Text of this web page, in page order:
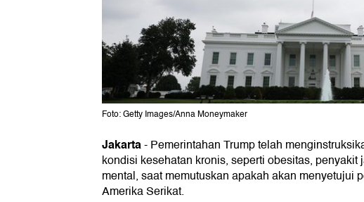
Foto: Getty Images/Anna Moneymaker
Jakarta-Pemerintahan Trump telah
kondisi kesehatan kronis, seperti obesitas,
mental, saat memutuskan apakah akan menyetujui
Amerika Serikat.